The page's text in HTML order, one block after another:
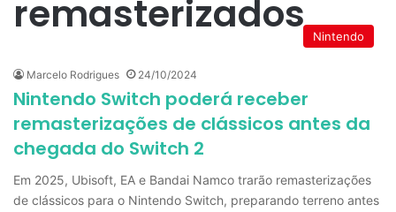
remasterizados
Nintendo
Marcelo Rodrigues 24/10/2024
Nintendo Switch poderá receber
remasterizações de clássicos antes da
chegada do Switch 2
Em 2025, Ubisoft, EA e Bandai Namco trarão remasterizações
de clássicos para o Nintendo Switch, preparando terreno antes